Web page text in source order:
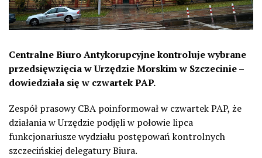
Centralne Biuro Antykorupcyjne kontroluje wybrane
przedsięwzięcia w Urzędzie Morskim w Szczecinie –
dowiedziała się w czwartek PAP.
Zespół prasowy CBA poinformował w czwartek PAP, że
działania w Urzędzie podjęli w połowie lipca
funkcjonariusze wydziału postępowań kontrolnych
szczecińskiej delegatury Biura.